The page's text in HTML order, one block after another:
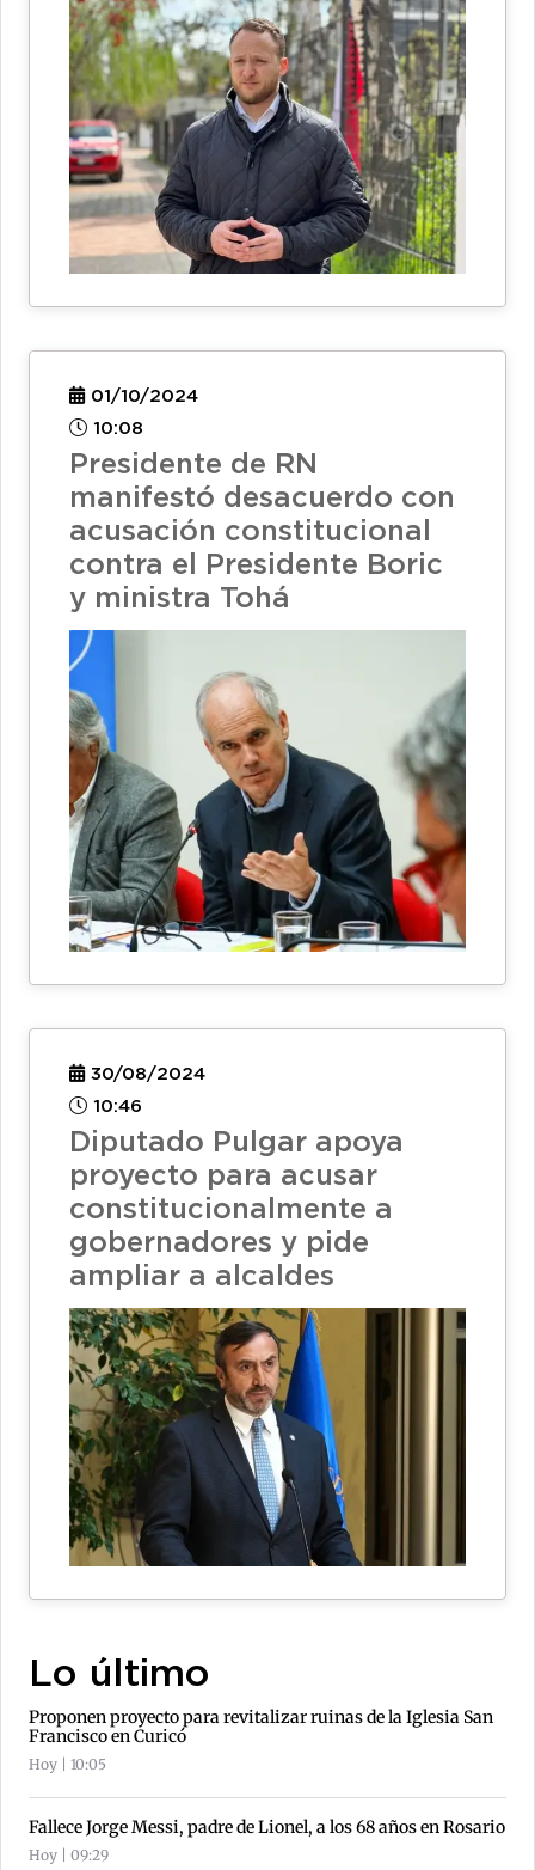
01/10/2024
10:08
Presidente de RN
manifestó desacuerdo con
acusación constitucional
contra el Presidente Boric
y ministra Tohá
30/08/2024
10:46
Diputado Pulgar apoya
proyecto para acusar
constitucionalmente a
gobernadores y pide
ampliar a alcaldes
Lo último
Proponen proyecto para revitalizar ruinas de la Iglesia San
Francisco en Curicó
Hoy | 10:05
Fallece Jorge Messi, padre de Lionel, a los 68 años en Rosario
Hoy | 09:29